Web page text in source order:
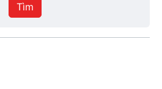
Tìm